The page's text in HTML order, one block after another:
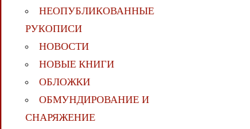
НЕОПУБЛИКОВАННЫЕ
РУКОПИСИ
НОВОСТИ
НОВЫЕ КНИГИ
ОБЛОЖКИ
ОБМУНДИРОВАНИЕ И
СНАРЯЖЕНИЕ